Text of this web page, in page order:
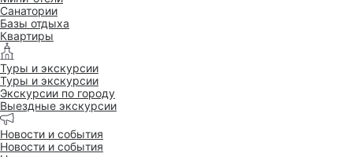
Санатории
Базы отдыха
Квартиры
Туры и экскурсии
Туры и экскурсии
Экскурсии по городу
Выездные экскурсии
Новости и события
Новости и события